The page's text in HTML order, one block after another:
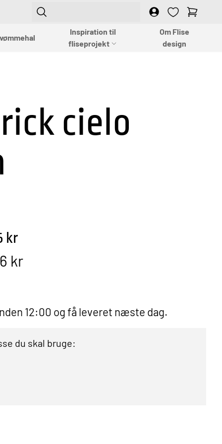
Inspiration til
fliseprojekt
Om Flise
design
cielo
kr
kr
12:00 og få leveret næste dag.
du skal bruge: